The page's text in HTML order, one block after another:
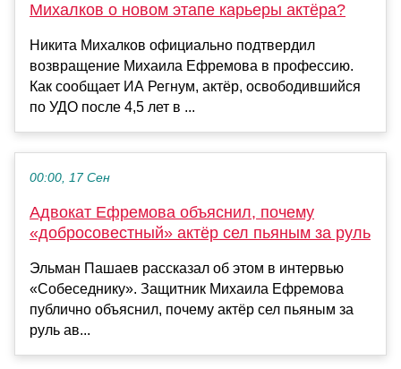
Михалков о новом этапе карьеры актёра?
Никита Михалков официально подтвердил
возвращение Михаила Ефремова в профессию.
Как сообщает ИА Регнум, актёр, освободившийся
по УДО после 4,5 лет в ...
00:00, 17 Сен
Адвокат Ефремова объяснил, почему
«добросовестный» актёр сел пьяным за руль
Эльман Пашаев рассказал об этом в интервью
«Собеседнику». Защитник Михаила Ефремова
публично объяснил, почему актёр сел пьяным за
руль ав...